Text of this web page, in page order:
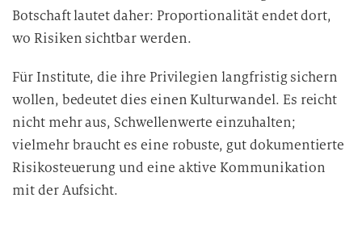
Botschaft lautet daher: Proportionalität endet dort,
wo Risiken sichtbar werden.
Für Institute, die ihre Privilegien langfristig sichern
wollen, bedeutet dies einen Kulturwandel. Es reicht
nicht mehr aus, Schwellenwerte einzuhalten;
vielmehr braucht es eine robuste, gut dokumentierte
Risikosteuerung und eine aktive Kommunikation
mit der Aufsicht.